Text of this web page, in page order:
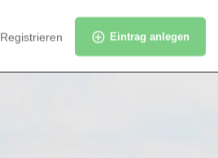
Registrieren Eintrag anlegen